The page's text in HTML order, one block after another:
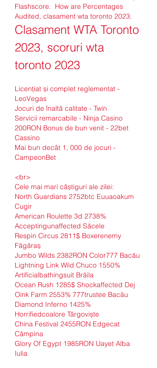
Flashscore.  How are Percentages
Audited, clasament wta toronto 2023.
Clasament WTA Toronto
2023, scoruri wta
toronto 2023
Licențiat și complet reglementat -
LeoVegas
Jocuri de înaltă calitate - Twin
Servicii remarcabile - Ninja Casino
200RON Bonus de bun venit - 22bet
Cassino
Mai bun decât 1, 000 de jocuri -
CampeonBet
<br>
Cele mai mari câștiguri ale zilei:
North Guardians 2752btc Euuaoakum
Cugir
American Roulette 3d 2738%
Acceptingunaffected Săcele
Respin Circus 2811$ Boxerenemy
Făgăraș
Jumbo Wilds 2382RON Color777 Bacău
Lightning Link Wild Chuco 1550%
Artificialbathingsuit Brăila
Ocean Rush 1285$ Shockaffected Dej
Oink Farm 2553% 777trustee Bacău
Diamond Inferno 1425%
Horrifiedcoalore Târgoviște
China Festival 2455RON Edgecat
Câmpina
Glory Of Egypt 1985RON Uayet Alba
Iulia